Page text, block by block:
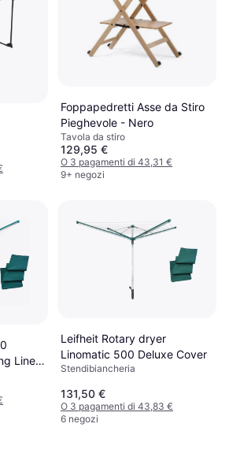
Foppapedretti Asse da Stiro
Pieghevole - Nero
Tavola da stiro
129,95 €
O 3 pagamenti di 43,31 €
9+ negozi
Line
Leifheit Rotary dryer
Linomatic 500 Deluxe Cover
Stendibiancheria
131,50 €
O 3 pagamenti di 43,83 €
6 negozi